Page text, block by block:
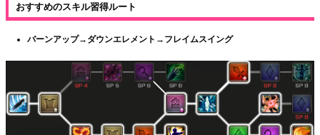
おすすめのスキル習得ルート
バーンアップ→ダウンエレメント→フレイムスイング